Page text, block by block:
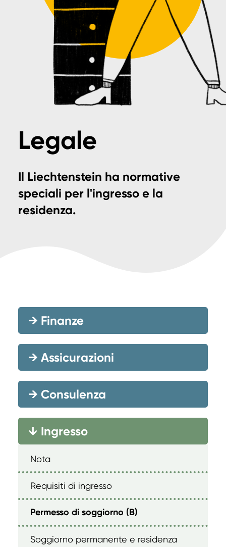
Legale
Il Liechtenstein ha normative
speciali per l'ingresso e la
residenza.
→ Finanze
→ Assicurazioni
→ Consulenza
→ Ingresso
Nota
Requisiti di ingresso
Permesso di soggiorno (B)
Soggiorno permanente e residenza